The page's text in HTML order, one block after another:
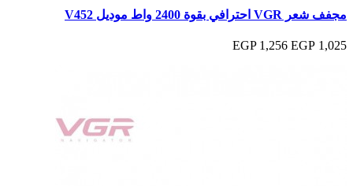
مجفف شعر VGR احترافي بقوة 2400 واط موديل V452
1,025 EGP
1,256 EGP